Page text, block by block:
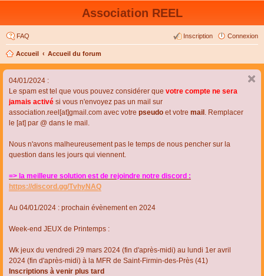
Association REEL
FAQ Connexion
Inscription
Accueil Accueil du forum
04/01/2024 :
Le spam est tel que vous pouvez considérer que votre compte ne sera
jamais activé si vous n'envoyez pas un mail sur
association.reel[at]gmail.com avec votre pseudo et votre mail . Remplacer
le [at] par @ dans le mail.
Nous n'avons malheureusement pas le temps de nous pencher sur la
question dans les jours qui viennent.
=> la meilleure solution est de rejoindre notre discord :
https://discord.gg/TvhyNAQ
Au 04/01/2024 : prochain évènement en 2024
Week-end JEUX de Printemps :
Wk jeux du vendredi 29 mars 2024 (fin d'après-midi) au lundi 1er avril
2024 (fin d'après-midi) à la MFR de Saint-Firmin-des-Près (41)
Inscriptions à venir plus tard